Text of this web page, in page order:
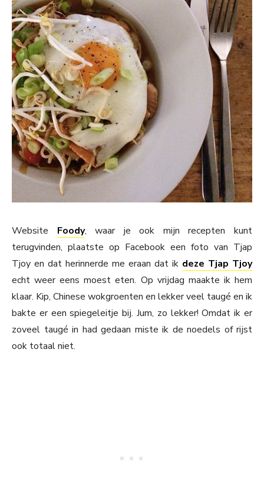
Website Foody, waar je ook mijn recepten kunt
terugvinden, plaatste op Facebook een foto van Tjap
Tjoy en dat herinnerde me eraan dat ik deze Tjap Tjoy
echt weer eens moest eten. Op vrijdag maakte ik hem
klaar. Kip, Chinese wokgroenten en lekker veel taugé en ik
bakte er een spiegeleitje bij. Jum, zo lekker! Omdat ik er
zoveel taugé in had gedaan miste ik de noedels of rijst
ook totaal niet.